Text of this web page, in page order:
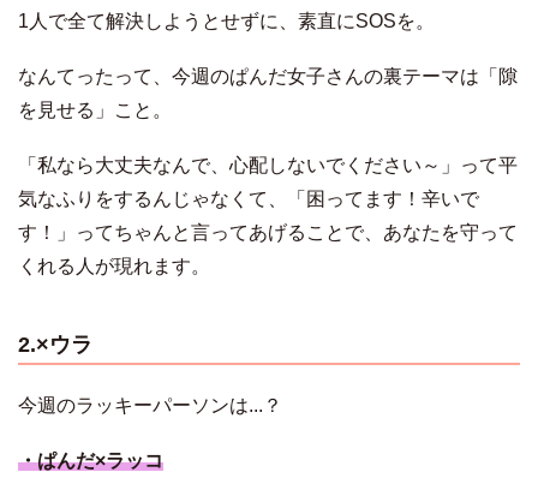
1人で全て解決しようとせずに、素直にSOSを。
なんてったって、今週のぱんだ女子さんの裏テーマは「隙
を見せる」こと。
「私なら大丈夫なんで、心配しないでください～」って平
気なふりをするんじゃなくて、「困ってます！辛いで
す！」ってちゃんと言ってあげることで、あなたを守って
くれる人が現れます。
2.×ウラ
今週のラッキーパーソンは...？
・ぱんだ×ラッコ